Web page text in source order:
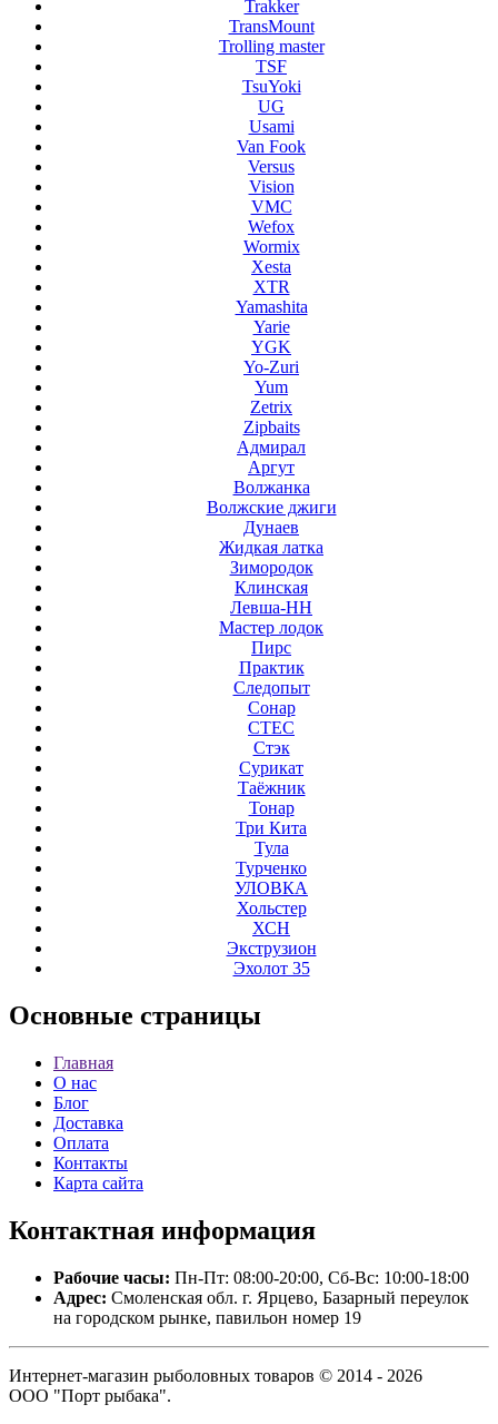
Trakker
TransMount
Trolling master
TSF
TsuYoki
UG
Usami
Van Fook
Versus
Vision
VMC
Wefox
Wormix
Xesta
XTR
Yamashita
Yarie
YGK
Yo-Zuri
Yum
Zetrix
Zipbaits
Адмирал
Аргут
Волжанка
Волжские джиги
Дунаев
Жидкая латка
Зимородок
Клинская
Левша-НН
Мастер лодок
Пирс
Практик
Следопыт
Сонар
СТЕС
Стэк
Сурикат
Таёжник
Тонар
Три Кита
Тула
Турченко
УЛОВКА
Хольстер
ХСН
Экструзион
Эхолот 35
Основные страницы
Главная
О нас
Блог
Доставка
Оплата
Контакты
Карта сайта
Контактная информация
Рабочие часы: Пн-Пт: 08:00-20:00, Сб-Вс: 10:00-18:00
Адрес: Смоленская обл. г. Ярцево, Базарный переулок
на городском рынке, павильон номер 19
Интернет-магазин рыболовных товаров © 2014 - 2026
ООО "Порт рыбака".